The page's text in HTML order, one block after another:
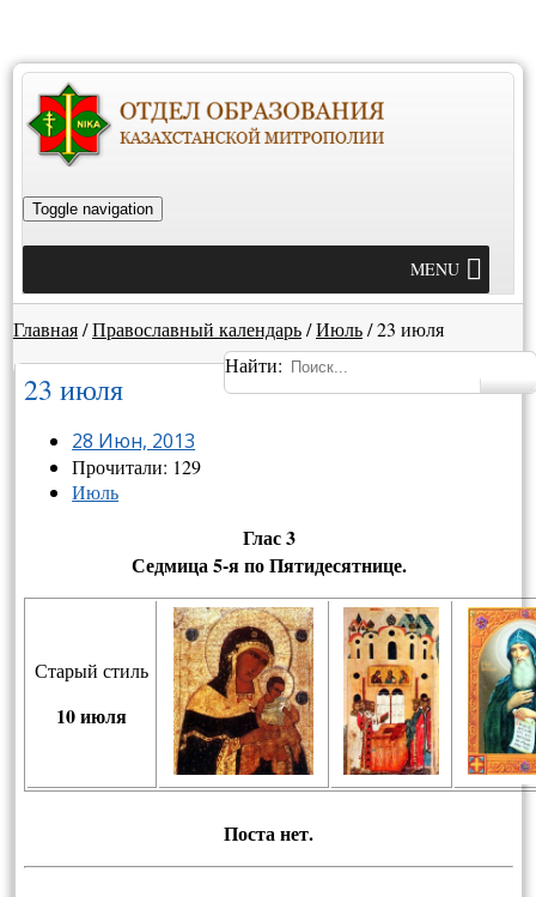
Toggle navigation
MENU
Главная/Православный календарь/Июль/23 июля
Найти:
23 июля
28 Июн, 2013
Прочитали: 129
Июль
Глас 3
Седмица5-я по Пятидесятнице.
Старый стиль
10июля
Пос­та нет.